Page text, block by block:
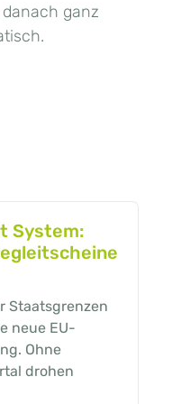
ganz
System:
Staatsgrenzen
neue EU-
Ohne
drohen